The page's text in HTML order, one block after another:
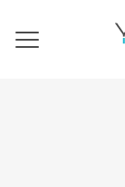
Navigation